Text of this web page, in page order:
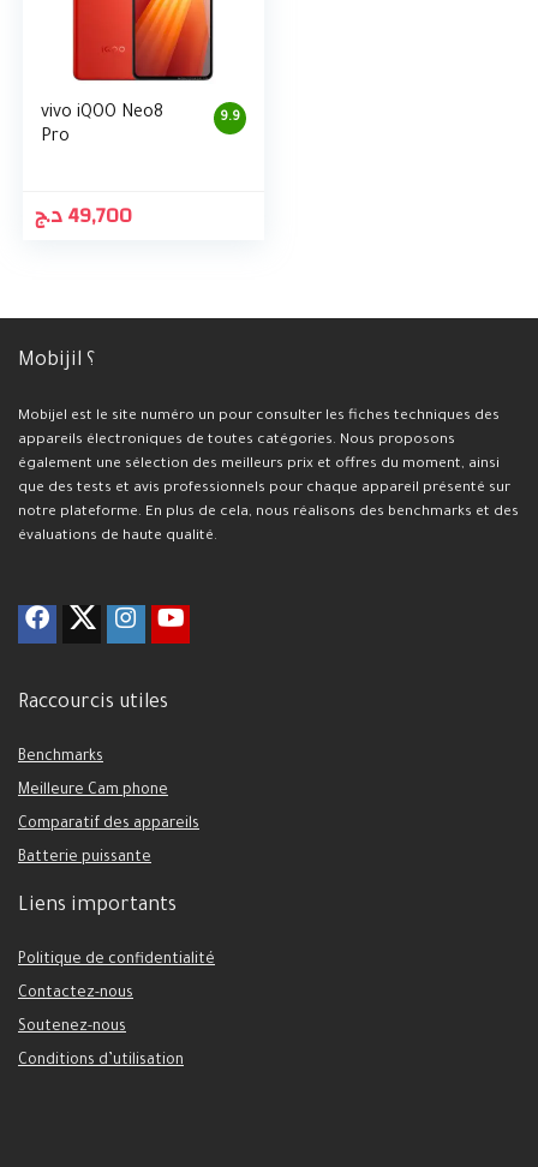
9.9
vivo iQOO Neo8
Pro
49,700د.ج
Mobijil ؟
Mobijel est le site numéro un pour consulter les fiches techniques des
appareils électroniques de toutes catégories. Nous proposons
également une sélection des meilleurs prix et offres du moment, ainsi
que des tests et avis professionnels pour chaque appareil présenté sur
notre plateforme. En plus de cela, nous réalisons des benchmarks et des
évaluations de haute qualité.
Raccourcis utiles
Benchmarks
Meilleure Cam phone
Comparatif des appareils
Batterie puissante
Liens importants
Politique de confidentialité
Contactez-nous
Soutenez-nous
Conditions d’utilisation